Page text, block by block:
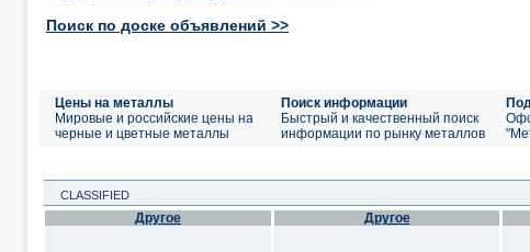
Поиск по доске объявлений >>
Цены на металлы
Мировые и российские цены на
черные и цветные металлы
Поиск информации
Быстрый и качественный поиск
информации по рынку металлов
CLASSIFIED
Другое Другое